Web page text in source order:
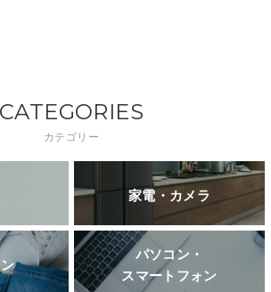
CATEGORIES
カテゴリー
家電・カメラ
パソコン・
スマートフォン